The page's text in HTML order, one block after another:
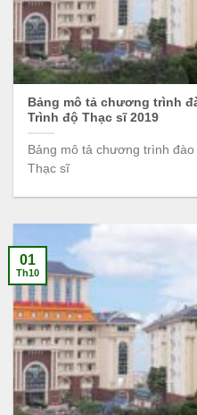
Bảng mô tả chương trình
Trình độ Thạc sĩ 2019
Bảng mô tả chương trình
Thạc sĩ
01
Th10